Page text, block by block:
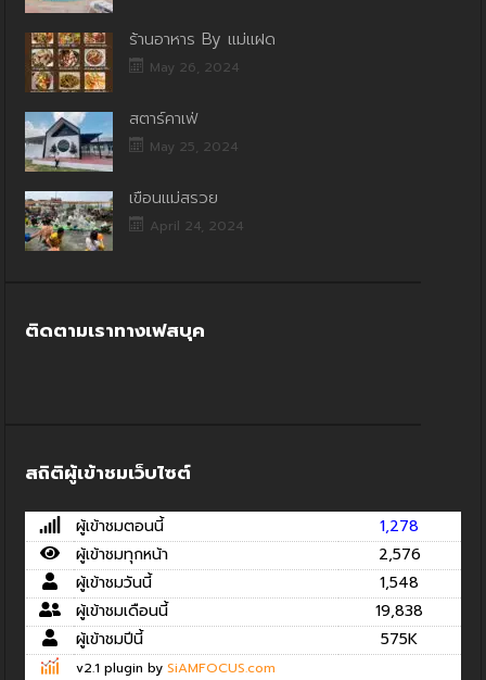
ร้านอาหาร By แม่แฝด
May 26, 2024
สตาร์คาเฟ่
May 25, 2024
เขื่อนแม่สรวย
April 24, 2024
ติดตามเราทางเฟสบุค
สถิติผู้เข้าชมเว็บไซต์
ผู้เข้าชมตอนนี้
1,278
ผู้เข้าชมทุกหน้า
2,576
ผู้เข้าชมวันนี้
1,548
ผู้เข้าชมเดือนนี้
19,838
ผู้เข้าชมปีนี้
575K
v2.1 plugin by SiAMFOCUS.com